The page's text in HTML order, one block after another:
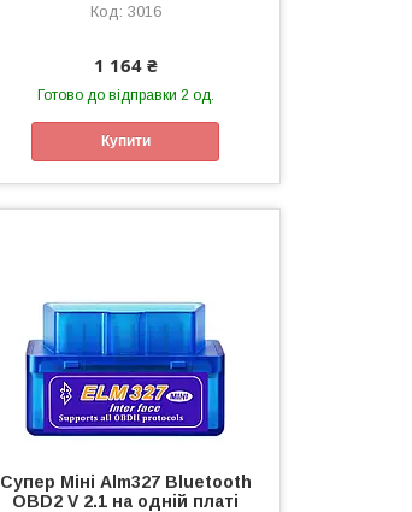
3016
1 164 ₴
Готово до відправки 2 од.
Купити
Супер Міні Alm327 Bluetooth
OBD2 V 2.1 на одній платі